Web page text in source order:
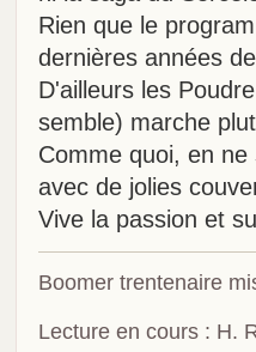
Rien que le
dernières années
D'ailleurs les
semble) marche
Comme quoi, en
avec de jolies
Vive la passion et
Boomer trentenaire
Lecture en cours : H.